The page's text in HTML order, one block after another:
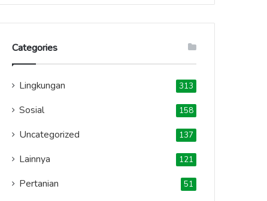
Categories
Lingkungan 313
Sosial 158
Uncategorized 137
Lainnya 121
Pertanian 51